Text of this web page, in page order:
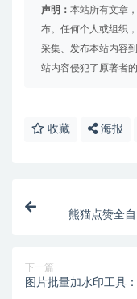
声明： 本站所有文章
布。任何个人或组织
采集、发布本站内容
站内容侵犯了原著者
收藏 海报
熊猫点赞全
下一篇
图片批量加水印工具